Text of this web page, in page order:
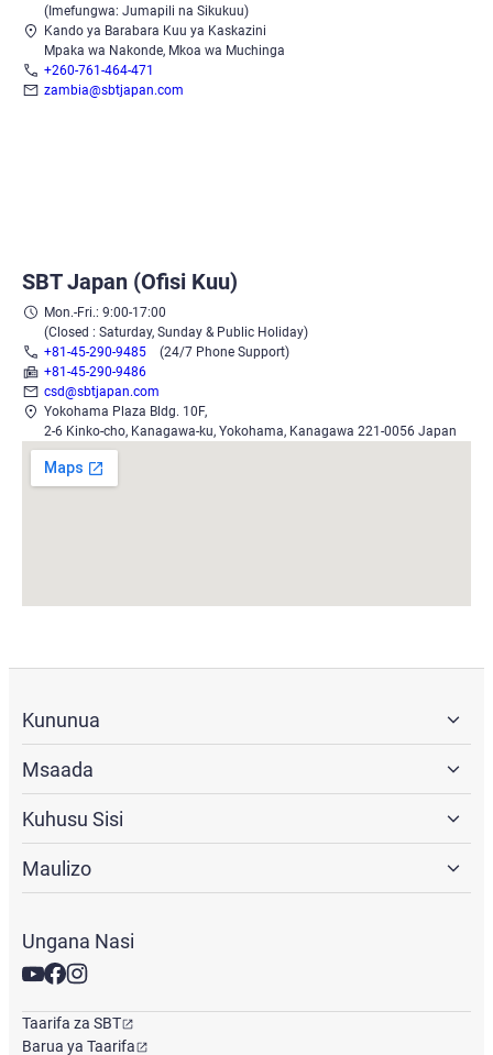
(Imefungwa: Jumapili na Sikukuu)
Kando ya Barabara Kuu ya Kaskazini
Mpaka wa Nakonde, Mkoa wa Muchinga
+260-761-464-471
zambia@sbtjapan.com
SBT Japan (Ofisi Kuu)
Mon.-Fri.: 9:00-17:00
(Closed : Saturday, Sunday & Public Holiday)
+81-45-290-9485
(24/7 Phone Support)
+81-45-290-9486
csd@sbtjapan.com
Yokohama Plaza Bldg. 10F,
2-6 Kinko-cho, Kanagawa-ku, Yokohama, Kanagawa 221-0056 Japan
Kununua
Msaada
Kuhusu Sisi
Maulizo
Ungana Nasi
Taarifa za SBT
Barua ya Taarifa